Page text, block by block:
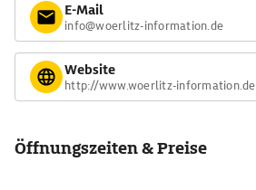
E-Mail
info@woerlitz-information.de
Website
http://www.woerlitz-information.de
Öffnungszeiten & Preise